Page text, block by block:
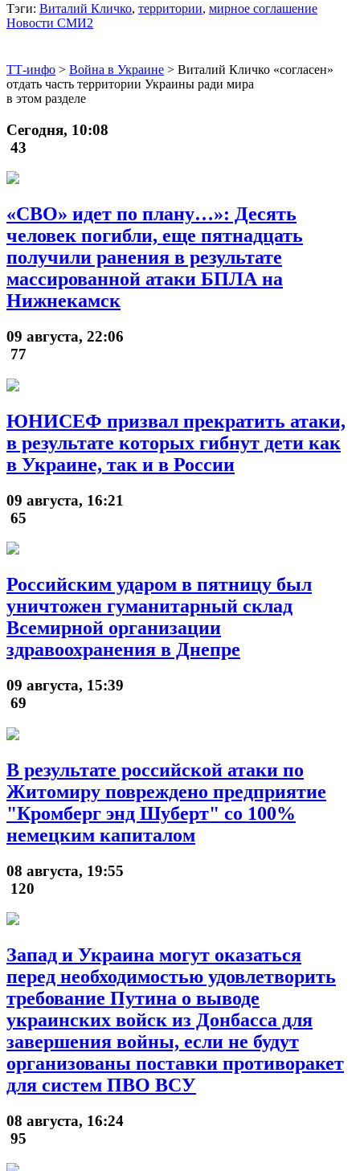
Тэги: Виталий Кличко, территории, мирное соглашение
Новости СМИ2
ТТ-инфо > Война в Украине > Виталий Кличко «согласен»
отдать часть территории Украины ради мира
в этом разделе
Сегодня, 10:08
43
«СВО» идет по плану…»: Десять
человек погибли, еще пятнадцать
получили ранения в результате
массированной атаки БПЛА на
Нижнекамск
09 августа, 22:06
77
ЮНИСЕФ призвал прекратить атаки,
в результате которых гибнут дети как
в Украине, так и в России
09 августа, 16:21
65
Российским ударом в пятницу был
уничтожен гуманитарный склад
Всемирной организации
здравоохранения в Днепре
09 августа, 15:39
69
В результате российской атаки по
Житомиру повреждено предприятие
"Кромберг энд Шуберт" со 100%
немецким капиталом
08 августа, 19:55
120
Запад и Украина могут оказаться
перед необходимостью удовлетворить
требование Путина о выводе
украинских войск из Донбасса для
завершения войны, если не будут
организованы поставки противоракет
для систем ПВО ВСУ
08 августа, 16:24
95